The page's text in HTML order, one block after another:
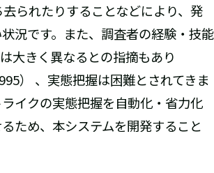
られたりすることなどにより、発
況です。また、調査者の経験・技能
大きく異なるとの指摘もあり
） 、実態把握は困難とされてきま
イクの実態把握を自動化・省力化
ため、本システムを開発すること